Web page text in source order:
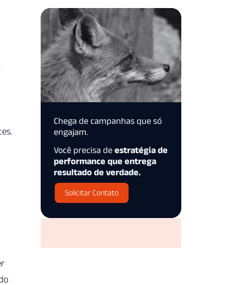
Chega de campanhas que só
engajam.
Você precisa de estratégia de
performance que entrega
resultado de verdade.
Solicitar Contato